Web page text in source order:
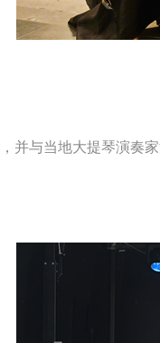
与当地大提琴演奏家